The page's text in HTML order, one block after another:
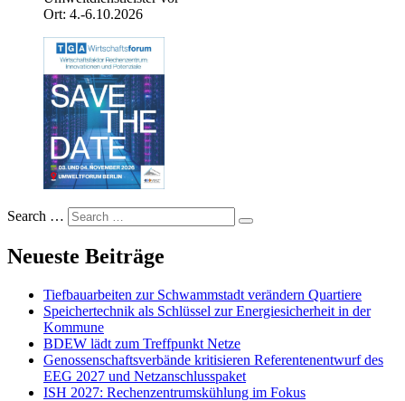
Ort: 4.-6.10.2026
Search …
Neueste Beiträge
Tiefbauarbeiten zur Schwammstadt verändern Quartiere
Speichertechnik als Schlüssel zur Energiesicherheit in der
Kommune
BDEW lädt zum Treffpunkt Netze
Genossenschaftsverbände kritisieren Referentenentwurf des
EEG 2027 und Netzanschlusspaket
ISH 2027: Rechenzentrumskühlung im Fokus